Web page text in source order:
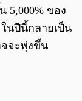
5,000% ของ
นปีนี้กลายเป็น
จะพุ่งขึ้น